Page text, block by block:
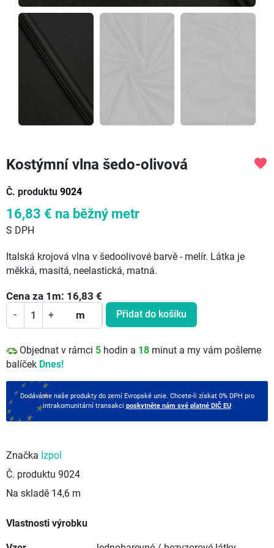
Kostýmní vlna šedo-olivová
Č. produktu 9024
favorite
16,83 € na běžný metr
S DPH
Italská krojová vlna v šedoolivové barvě - melír. Látka je
měkká, masitá, neelastická, matná.
Cena za 1 m: 16,83 €
- + m Přidat do košíku
Objednat v rámci 5 hodin a 18 minut a my vám pošleme
balíček Dnes!
Dodáváme naše produkty do zemí Evropské unie. Chcete-li získat 0% DPH pro
intrakomunitární transakci poskytněte nám své platné DIČ EU
Značka Izpol
Č. produktu 9024
Na skladě 14,6 m
Vlastnosti výrobku